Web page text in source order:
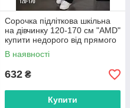
Сорочка підліткова шкільна
на дівчинку 120-170 см "AMD"
купити недорого від прямого
постачальника
В наявності
632 ₴
Купити